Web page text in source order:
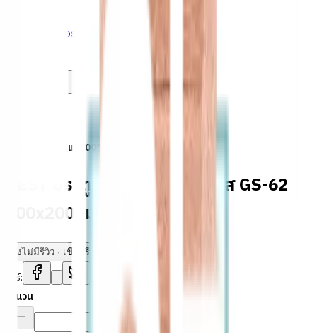
ประตูไม้จริง
ของแท้ 100% 8858798127216
BEST ประตูไม้สยาแดงกระจกใส GS-62
100x200ซม. ทำสี
ยังไม่มีรีวิว · เขียนรีวิวแรก
แชร์:
จำนวน